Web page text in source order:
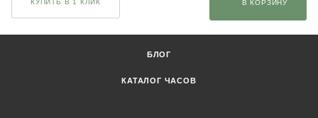
КУПИТЬ В 1 КЛИК В КОРЗИНУ
БЛОГ
КАТАЛОГ ЧАСОВ